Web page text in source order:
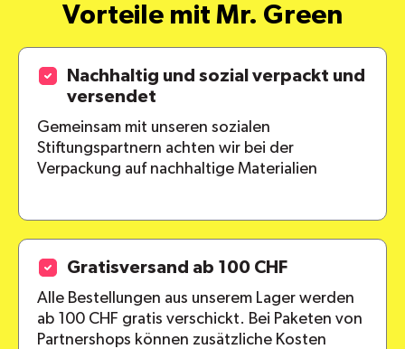
Vorteile mit Mr. Green
Nachhaltig und sozial verpackt und
versendet
Gemeinsam mit unseren sozialen
Stiftungspartnern achten wir bei der
Verpackung auf nachhaltige Materialien
Gratisversand ab 100 CHF
Alle Bestellungen aus unserem Lager werden
ab 100 CHF gratis verschickt. Bei Paketen von
Partnershops können zusätzliche Kosten